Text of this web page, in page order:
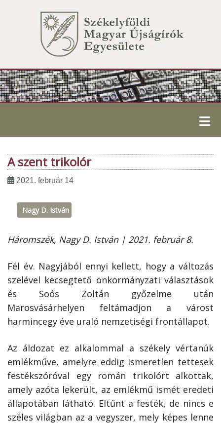
≡
A szent trikolór
2021. február 14
Nagy D. István
Háromszék, Nagy D. István | 2021. február 8.
Fél év. Nagyjából ennyi kellett, hogy a változás
szelével kecsegtető önkormányzati választások
és Soós Zoltán győzelme után
Marosvásárhelyen feltámadjon a várost
harmincegy éve uraló nemzetiségi frontállapot.
Az áldozat ez alkalommal a székely vértanúk
emlékműve, amelyre eddig ismeretlen tettesek
festékszóróval egy román trikolórt alkottak,
amely azóta lekerült, az emlékmű ismét eredeti
állapotában látható. Eltűnt a festék, de nincs e
széles világban az a vegyszer, mely képes lenne